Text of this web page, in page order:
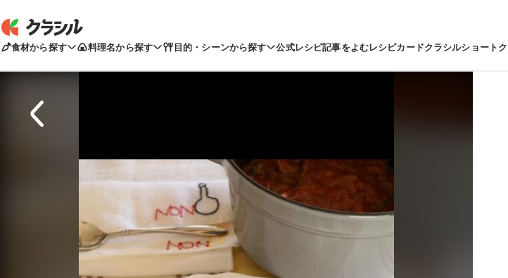
食材から探す 料理名から探す 目的・シーンから探す 公式レシピ記事をよむレシピカードクラシルショート